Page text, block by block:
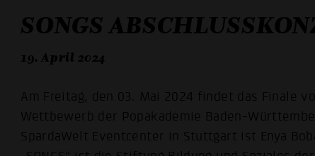
SONGS
19. April 2024
Am Freitag, den 03. Mai 2024 findet das Finale
Wettbewerb der Popakademie Baden-
SpardaWelt Eventcenter in Stuttgart ist Enya